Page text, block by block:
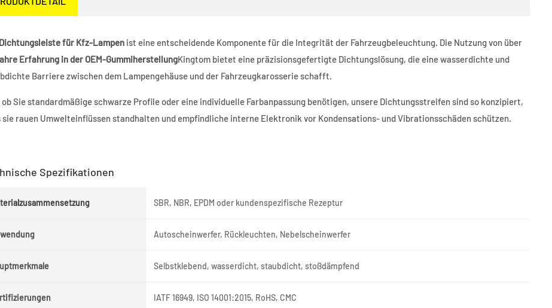
Dichtungsleiste für Kfz-Lampenist eine entscheidende Komponente für die Integrität der Fahrzeugbeleuchtung. Die Nutzung von über
Erfahrung in der OEM-GummiherstellungKingtom bietet eine präzisionsgefertigte Dichtungslösung, die eine wasserdichte und
Barriere zwischen dem Lampengehäuse und der Fahrzeugkarosserie schafft.
ob Sie standardmäßige schwarze Profile oder eine individuelle Farbanpassung benötigen, unsere Dichtungsstreifen sind so konzipiert,
sie rauen Umwelteinflüssen standhalten und empfindliche interne Elektronik vor Kondensations- und Vibrationsschäden schützen.
Spezifikationen
SBR, NBR, EPDM oder kundenspezifische Rezeptur
Autoscheinwerfer, Rückleuchten, Nebelscheinwerfer
Selbstklebend, wasserdicht, staubdicht, stoßdämpfend
IATF 16949, ISO 14001:2015, RoHS, CMC